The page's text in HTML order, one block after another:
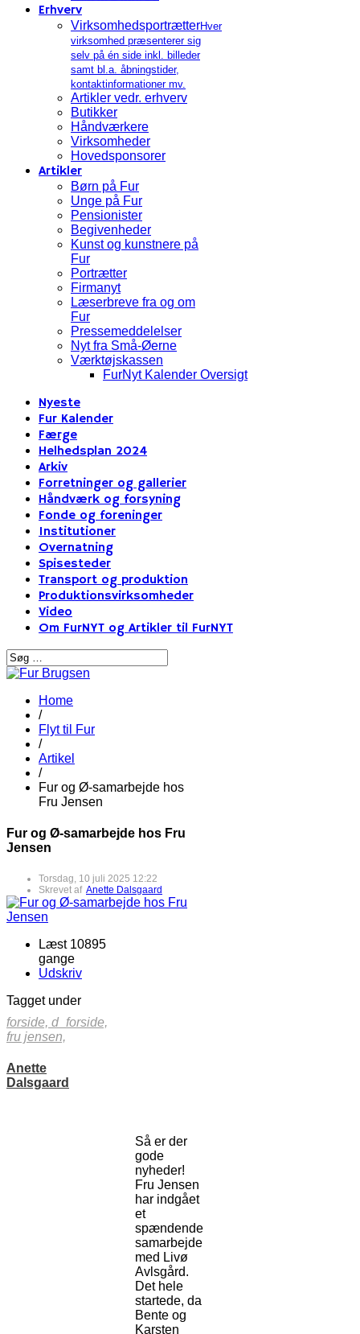
Erhverv
VirksomhedsportrætterHver
virksomhed præsenterer sig
selv på én side inkl. billeder
samt bl.a. åbningstider,
kontaktinformationer mv.
Artikler vedr. erhverv
Butikker
Håndværkere
Virksomheder
Hovedsponsorer
Artikler
Børn på Fur
Unge på Fur
Pensionister
Begivenheder
Kunst og kunstnere på
Fur
Portrætter
Firmanyt
Læserbreve fra og om
Fur
Pressemeddelelser
Nyt fra Små-Øerne
Værktøjskassen
FurNyt Kalender Oversigt
Nyeste
Fur Kalender
Færge
Helhedsplan 2024
Arkiv
Forretninger og gallerier
Håndværk og forsyning
Fonde og foreninger
Institutioner
Overnatning
Spisesteder
Transport og produktion
Produktionsvirksomheder
Video
Om FurNYT og Artikler til FurNYT
Home
/
Flyt til Fur
/
Artikel
/
Fur og Ø-samarbejde hos
Fru Jensen
Fur og Ø-samarbejde hos Fru
Jensen
Torsdag, 10 juli 2025 12:22
Skrevet af Anette Dalsgaard
Læst 10895
gange
Udskriv
Tagget under
forside, d_forside,
fru jensen,
Anette
Dalsgaard
Så er der
gode
nyheder!
Fru Jensen
har indgået
et
spændende
samarbejde
med Livø
Avlsgård.
Det hele
startede, da
Bente og
Karsten